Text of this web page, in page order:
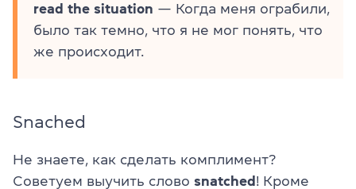
read the situation — Когда меня ограбили,
было так темно, что я не мог понять, что
же происходит.
Snached
Не знаете, как сделать комплимент?
Советуем выучить слово snatched ! Кроме